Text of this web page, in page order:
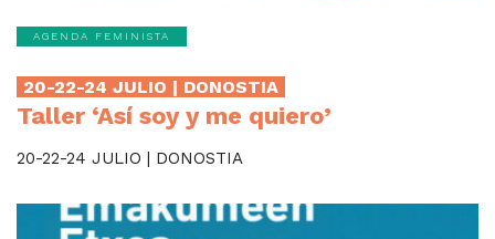
AGENDA FEMINISTA
20-22-24 JULIO | DONOSTIA
Taller ‘Así soy y me quiero’
20-22-24 JULIO | DONOSTIA